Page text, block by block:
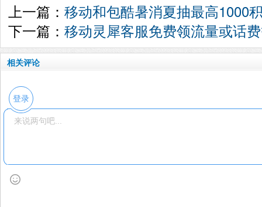
上一篇： 移动和包酷暑消夏抽最高1000
下一篇： 移动灵犀客服免费领流量或话
相关评论
登录